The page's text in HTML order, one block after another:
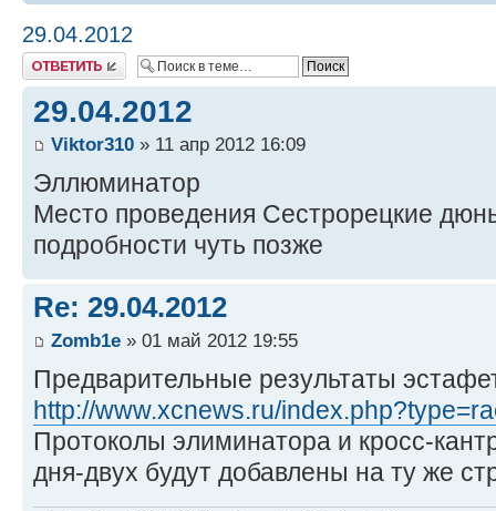
29.04.2012
Ответить
29.04.2012
Viktor310 » 11 апр 2012 16:09
Эллюминатор
Место проведения Сестрорецкие
подробности чуть позже
Re: 29.04.2012
Zomb1e » 01 май 2012 19:55
Предварительные результаты
http://www.xcnews.ru/
Протоколы элиминатора и кросс-
дня-двух будут добавлены на ту же